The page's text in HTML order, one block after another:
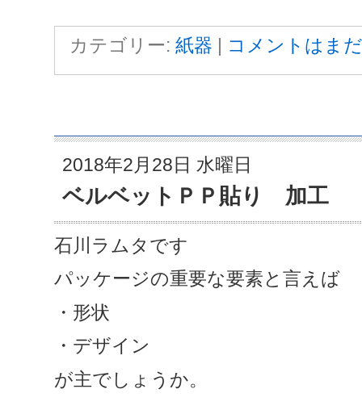
カテゴリー: 紙器 コメントはま
2018年2月28日 水曜日
ベルベットＰＰ貼り 加工
石川ラムタです
パッケージの重要な要素と言えば
・形状
・デザイン
が主でしょうか。